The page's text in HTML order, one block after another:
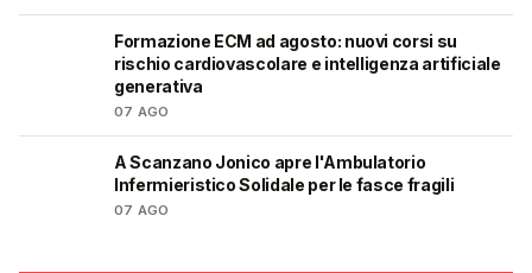
Formazione ECM ad agosto: nuovi corsi su
rischio cardiovascolare e intelligenza artificiale
generativa
07 AGO
A Scanzano Jonico apre l'Ambulatorio
Infermieristico Solidale per le fasce fragili
07 AGO